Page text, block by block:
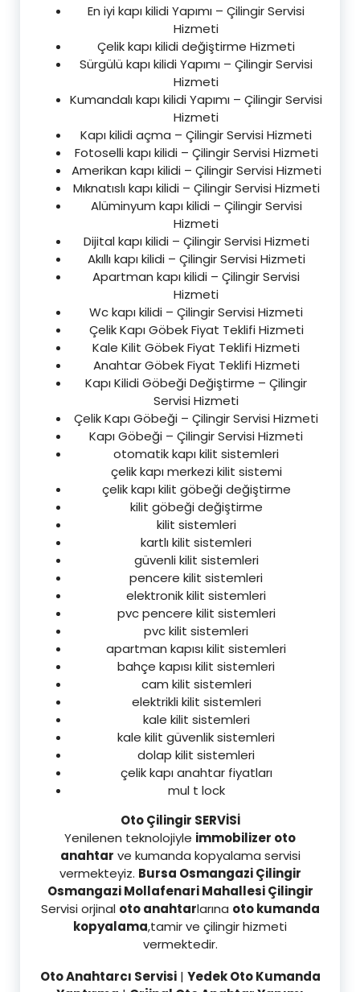
En iyi kapı kilidi Yapımı – Çilingir Servisi
Hizmeti
Çelik kapı kilidi değiştirme Hizmeti
Sürgülü kapı kilidi Yapımı – Çilingir Servisi
Hizmeti
Kumandalı kapı kilidi Yapımı – Çilingir Servisi
Hizmeti
Kapı kilidi açma – Çilingir Servisi Hizmeti
Fotoselli kapı kilidi – Çilingir Servisi Hizmeti
Amerikan kapı kilidi – Çilingir Servisi Hizmeti
Mıknatıslı kapı kilidi – Çilingir Servisi Hizmeti
Alüminyum kapı kilidi – Çilingir Servisi
Hizmeti
Dijital kapı kilidi – Çilingir Servisi Hizmeti
Akıllı kapı kilidi – Çilingir Servisi Hizmeti
Apartman kapı kilidi – Çilingir Servisi
Hizmeti
Wc kapı kilidi – Çilingir Servisi Hizmeti
Çelik Kapı Göbek Fiyat Teklifi Hizmeti
Kale Kilit Göbek Fiyat Teklifi Hizmeti
Anahtar Göbek Fiyat Teklifi Hizmeti
Kapı Kilidi Göbeği Değiştirme – Çilingir
Servisi Hizmeti
Çelik Kapı Göbeği – Çilingir Servisi Hizmeti
Kapı Göbeği – Çilingir Servisi Hizmeti
otomatik kapı kilit sistemleri
çelik kapı merkezi kilit sistemi
çelik kapı kilit göbeği değiştirme
kilit göbeği değiştirme
kilit sistemleri
kartlı kilit sistemleri
güvenli kilit sistemleri
pencere kilit sistemleri
elektronik kilit sistemleri
pvc pencere kilit sistemleri
pvc kilit sistemleri
apartman kapısı kilit sistemleri
bahçe kapısı kilit sistemleri
cam kilit sistemleri
elektrikli kilit sistemleri
kale kilit sistemleri
kale kilit güvenlik sistemleri
dolap kilit sistemleri
çelik kapı anahtar fiyatları
mul t lock
Oto Çilingir SERVİSİ
Yenilenen teknolojiyle immobilizer oto
anahtar ve kumanda kopyalama servisi
vermekteyiz. Bursa Osmangazi Çilingir
Osmangazi Mollafenari Mahallesi Çilingir
Servisi orjinal oto anahtarlarına oto kumanda
kopyalama,tamir ve çilingir hizmeti
vermektedir.
Oto Anahtarcı Servisi| Yedek Oto Kumanda